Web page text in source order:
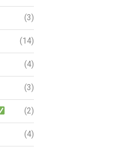
(3)
(14)
(4)
(3)
(2)
(4)